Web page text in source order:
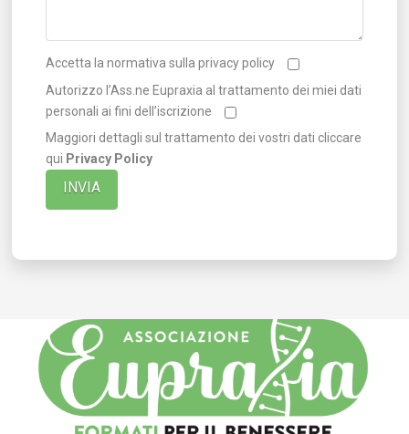
Accetta la normativa sulla privacy policy
Autorizzo l’Ass.ne Eupraxia al trattamento dei miei dati
personali ai fini dell’iscrizione
Maggiori dettagli sul trattamento dei vostri dati cliccare
qui Privacy Policy